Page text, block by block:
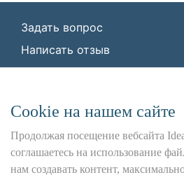
Задать вопрос
Написать отзыв
7736342535, КПП:
1227700443266,
Юр. адрес: 115162, г.
д. 31 Б
Сookie на нашем сайте
Продолжая посещение вебсайта
соглашаетесь на использование
нам создавать контент,